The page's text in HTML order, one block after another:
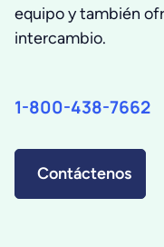
equipo y también
intercambio.
1-800-438-7662
Contáctenos